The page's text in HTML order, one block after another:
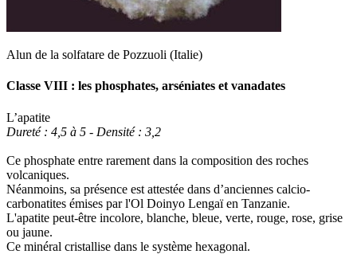
Alun de la solfatare de Pozzuoli (Italie)
Classe VIII : les phosphates, arséniates et vanadates
L’apatite
Dureté : 4,5 à 5 - Densité : 3,2
Ce phosphate entre rarement dans la composition des roches
volcaniques.
Néanmoins, sa présence est attestée dans d’anciennes calcio-
carbonatites émises par l'Ol Doinyo Lengaï en Tanzanie.
L'apatite peut-être incolore, blanche, bleue, verte, rouge, rose, grise
ou jaune.
Ce minéral cristallise dans le système hexagonal.